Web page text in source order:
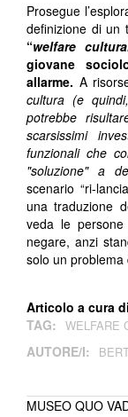
Prosegue
definizione di un
“welfare
giovane
allarme. A
cultura (e
potrebbe
scarsissimi
funzionali che
"soluzione" a
scenario “ri-
una traduzione
veda le
negare, anzi
solo un problema
Articolo a cura
TAG: WELFARE
AUTORE/I:
MUSEO QUO